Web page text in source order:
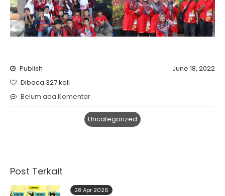
Publish
June 18, 2022
Dibaca 327 kali
Belum ada Komentar
Uncategorized
Post Terkait
28 Apr 2026